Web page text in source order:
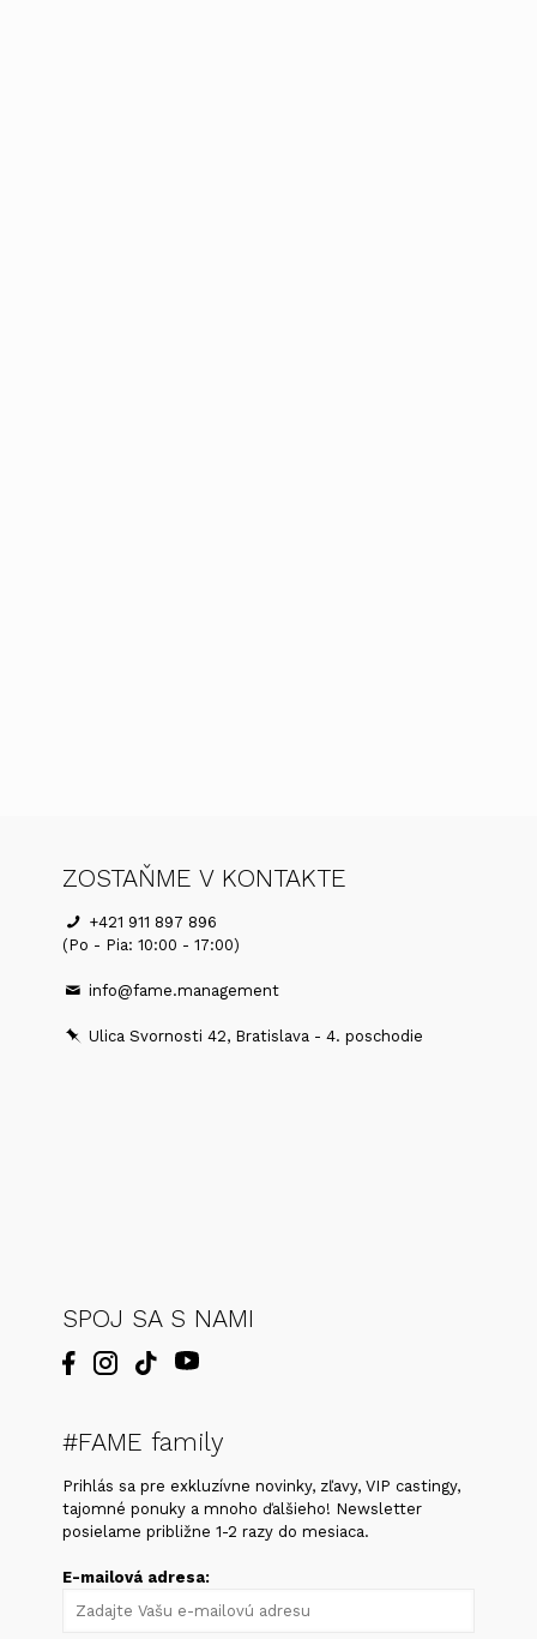
ZOSTAŇME V KONTAKTE
+421 911 897 896
(Po - Pia: 10:00 - 17:00)
info@fame.management
Ulica Svornosti 42, Bratislava - 4. poschodie
SPOJ SA S NAMI
#FAME family
Prihlás sa pre exkluzívne novinky, zľavy, VIP castingy,
tajomné ponuky a mnoho ďalšieho! Newsletter
posielame približne 1-2 razy do mesiaca.
E-mailová adresa: